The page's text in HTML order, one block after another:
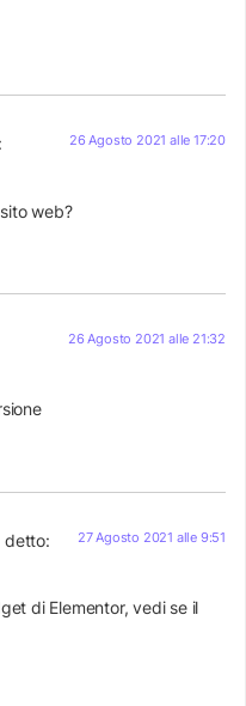
26 Agosto 2021 alle 17:20
web?
26 Agosto 2021 alle 21:32
detto: 27 Agosto 2021 alle 9:51
di Elementor, vedi se il